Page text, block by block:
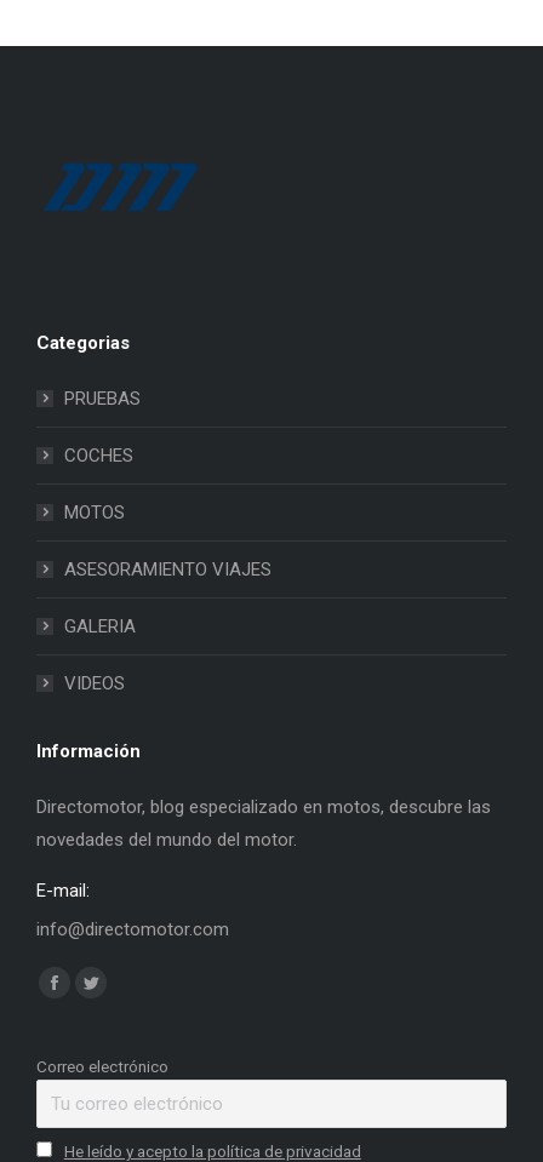
Categorias
PRUEBAS
COCHES
MOTOS
ASESORAMIENTO VIAJES
GALERIA
VIDEOS
Información
Directomotor, blog especializado en motos, descubre las
novedades del mundo del motor.
E-mail:
info@directomotor.com
Find us on:
Facebook
opens
window
Twitter
opens
window
Correo electrónico
He leído y acepto la política de privacidad